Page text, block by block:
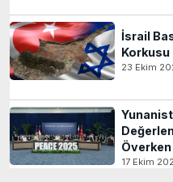
İsrail
Korkusu
23 Ekim
17 Ekim